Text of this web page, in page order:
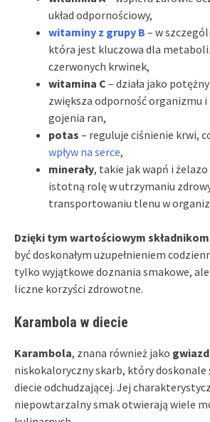
układ odpornościowy,
witaminy z grupy B – w
która jest kluczowa dla
czerwonych krwinek,
witamina C – działa jako
zwiększa odporność organizmu
gojenia ran,
potas – reguluje ciśnienie krwi,
wpływ na serce,
minerały, takie jak wapń i
istotną rolę w utrzymaniu
transportowaniu tlenu w
Dzięki tym wartościowym
być doskonałym uzupełnieniem
tylko wyjątkowe doznania smakowe,
liczne korzyści zdrowotne.
Karambola w diecie
Karambola, znana również jako
niskokaloryczny skarb, który doskonale
diecie odchudzającej. Jej
niepowtarzalny smak otwierają wiele